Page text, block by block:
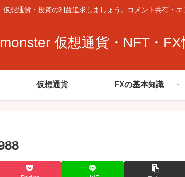
仮想通貨・投資の利益追求しましょう。コメント共有・エ
仮想通貨・NFT・FX
仮想通貨 FXの基本知識